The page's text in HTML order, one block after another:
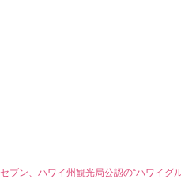
セブン、ハワイ州観光局公認の“ハワイグ